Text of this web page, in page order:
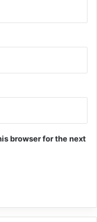
browser for the next